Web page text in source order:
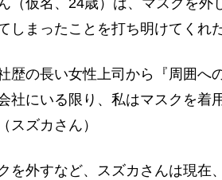
まったことを打ち明けてくれた
歴の長い女性上司から『周囲へ
社にいる限り、私はマスクを着
ズカさん）
外すなど、スズカさんは現在